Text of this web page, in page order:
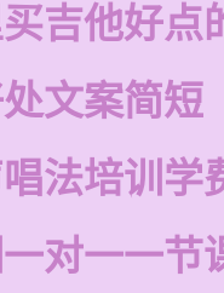
吉他好点
文案简短
法培训学
对一一节